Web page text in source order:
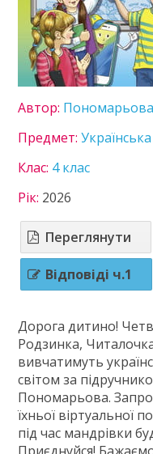
5 клас
6 клас
7 клас
8 клас
10 клас
11 клас
ГДЗ
Статті
Зв'язок
Політика
Автор: Пономарьова
Предмет:
Клас: 4 клас
Рік: 2026
Переглянути
Відповіді ч.1
Дорога дитино!
Родзинка,
вивчатимуть
світом за
Пономарьова.
їхньої віртуальної
під час мандрівки